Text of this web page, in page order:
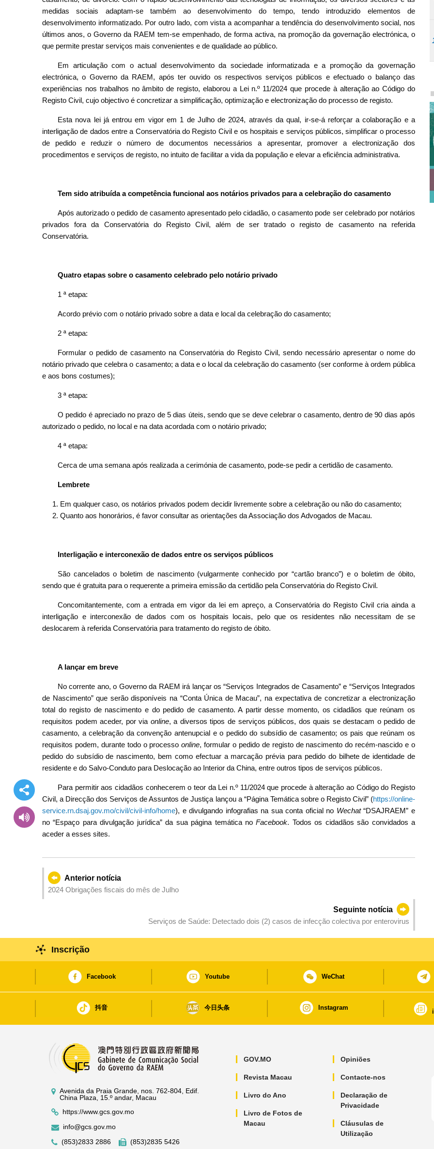
medidas sociais adaptam-se também ao desenvolvimento do tempo, tendo introduzido elementos de
desenvolvimento informatizado. Por outro lado, com vista a acompanhar a tendência do desenvolvimento social, nos
últimos anos, o Governo da RAEM tem-se empenhado, de forma activa, na promoção da governação electrónica, o
que permite prestar serviços mais convenientes e de qualidade ao público.
Em articulação com o actual desenvolvimento da sociedade informatizada e a promoção da governação
electrónica, o Governo da RAEM, após ter ouvido os respectivos serviços públicos e efectuado o balanço das
experiências nos trabalhos no âmbito de registo, elaborou a Lei n.º 11/2024 que procede à alteração ao Código do
Registo Civil, cujo objectivo é concretizar a simplificação, optimização e electronização do processo de registo.
Esta nova lei já entrou em vigor em 1 de Julho de 2024, através da qual, ir-se-á reforçar a colaboração e a
interligação de dados entre a Conservatória do Registo Civil e os hospitais e serviços públicos, simplificar o processo
de pedido e reduzir o número de documentos necessários a apresentar, promover a electronização dos
procedimentos e serviços de registo, no intuito de facilitar a vida da população e elevar a eficiência administrativa.
Tem sido atribuída a competência funcional aos notários privados para a celebração do casamento
Após autorizado o pedido de casamento apresentado pelo cidadão, o casamento pode ser celebrado por notários
privados fora da Conservatória do Registo Civil, além de ser tratado o registo de casamento na referida
Conservatória.
Quatro etapas sobre o casamento celebrado pelo notário privado
1 ª etapa:
Acordo prévio com o notário privado sobre a data e local da celebração do casamento;
2 ª etapa:
Formular o pedido de casamento na Conservatória do Registo Civil, sendo necessário apresentar o nome do
notário privado que celebra o casamento; a data e o local da celebração do casamento (ser conforme à ordem pública
e aos bons costumes);
3 ª etapa:
O pedido é apreciado no prazo de 5 dias úteis, sendo que se deve celebrar o casamento, dentro de 90 dias após
autorizado o pedido, no local e na data acordada com o notário privado;
4 ª etapa:
Cerca de uma semana após realizada a cerimónia de casamento, pode-se pedir a certidão de casamento.
Lembrete
Em qualquer caso, os notários privados podem decidir livremente sobre a celebração ou não do casamento;
Quanto aos honorários, é favor consultar as orientações da Associação dos Advogados de Macau.
Interligação e interconexão de dados entre os serviços públicos
São cancelados o boletim de nascimento (vulgarmente conhecido por “cartão branco”) e o boletim de óbito,
sendo que é gratuita para o requerente a primeira emissão da certidão pela Conservatória do Registo Civil.
Concomitantemente, com a entrada em vigor da lei em apreço, a Conservatória do Registo Civil cria ainda a
interligação e interconexão de dados com os hospitais locais, pelo que os residentes não necessitam de se
deslocarem à referida Conservatória para tratamento do registo de óbito.
A lançar em breve
No corrente ano, o Governo da RAEM irá lançar os “Serviços Integrados de Casamento” e “Serviços Integrados
de Nascimento” que serão disponíveis na “Conta Única de Macau”, na expectativa de concretizar a electronização
total do registo de nascimento e do pedido de casamento. A partir desse momento, os cidadãos que reúnam os
requisitos podem aceder, por via online, a diversos tipos de serviços públicos, dos quais se destacam o pedido de
casamento, a celebração da convenção antenupcial e o pedido do subsídio de casamento; os pais que reúnam os
requisitos podem, durante todo o processoonline, formular o pedido de registo de nascimento do recém-nascido e o
pedido do subsídio de nascimento, bem como efectuar a marcação prévia para pedido do bilhete de identidade de
residente e do Salvo-Conduto para Deslocação ao Interior da China, entre outros tipos de serviços públicos.
Para permitir aos cidadãos conhecerem o teor da Lei n.º 11/2024 que procede à alteração ao Código do Registo
Civil, a Direcção dos Serviços de Assuntos de Justiça lançou a “Página Temática sobre o Registo Civil” (https://online-
service.rn.dsaj.gov.mo/civil/civil-info/home), e divulgando infografias na sua conta oficial no Wechat“DSAJRAEM” e
no “Espaço para divulgação jurídica” da sua página temática noFacebook. Todos os cidadãos são convidados a
aceder a esses sites.
Anterior notícia
2024 Obrigações fiscais do mês de Julho
Seguinte notícia
Serviços de Saúde: Detectado dois (2) casos de infecção colectiva por enterovirus
Inscrição
Facebook Youtube WeChat
抖音 今日头条 Instagram
Avenida da Praia Grande, nos. 762-804, Edif.
China Plaza, 15.º andar, Macau
https://www.gcs.gov.mo
info@gcs.gov.mo
(853)2833 2886
(853)2835 5426
GOV.MO
Revista Macau
Livro do Ano
Livro de Fotos de
Macau
Opiniões
Contacte-nos
Declaração de
Privacidade
Cláusulas de
Utilização